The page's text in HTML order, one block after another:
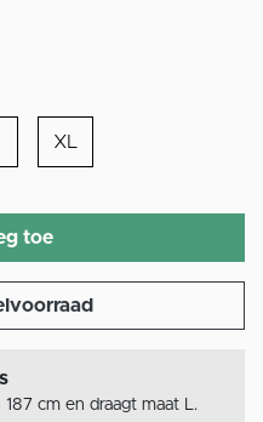
XL
toe
187 cm en draagt maat L.